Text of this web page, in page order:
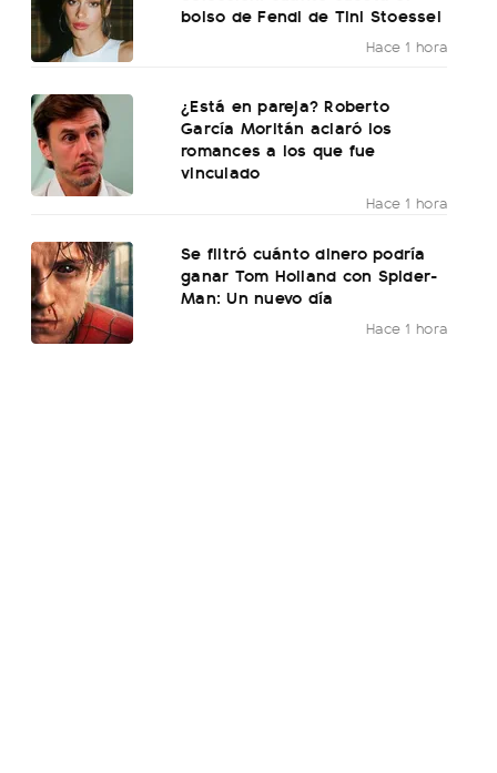
bolso de Fendi de Tini Stoessel
Hace 1 hora
¿Está en pareja? Roberto
García Moritán aclaró los
romances a los que fue
vinculado
Hace 1 hora
Se filtró cuánto dinero podría
ganar Tom Holland con Spider-
Man: Un nuevo día
Hace 1 hora